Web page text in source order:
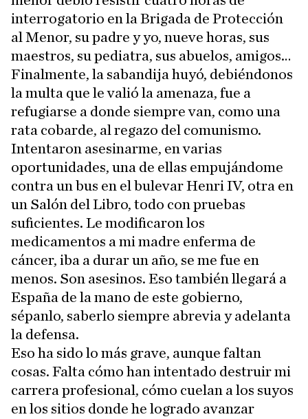
interrogatorio en la Brigada de Protección
al Menor, su padre y yo, nueve horas, sus
maestros, su pediatra, sus abuelos, amigos…
Finalmente, la sabandija huyó, debiéndonos
la multa que le valió la amenaza, fue a
refugiarse a donde siempre van, como una
rata cobarde, al regazo del comunismo.
Intentaron asesinarme, en varias
oportunidades, una de ellas empujándome
contra un bus en el bulevar Henri IV, otra en
un Salón del Libro, todo con pruebas
suficientes. Le modificaron los
medicamentos a mi madre enferma de
cáncer, iba a durar un año, se me fue en
menos. Son asesinos. Eso también llegará a
España de la mano de este gobierno,
sépanlo, saberlo siempre abrevia y adelanta
la defensa.
Eso ha sido lo más grave, aunque faltan
cosas. Falta cómo han intentado destruir mi
carrera profesional, cómo cuelan a los suyos
en los sitios donde he logrado avanzar